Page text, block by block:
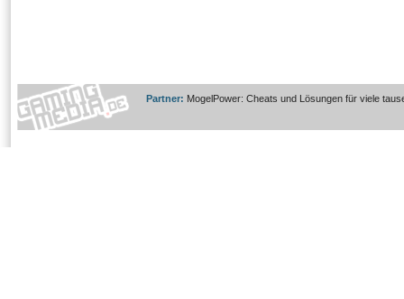
Partner: MogelPower: Cheats und Lösungen für viele